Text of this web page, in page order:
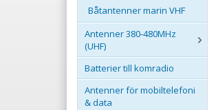
Båtantenner marin VHF
Antenner 380-480MHz
(UHF)
Batterier till komradio
Antenner för mobiltelefoni
& data